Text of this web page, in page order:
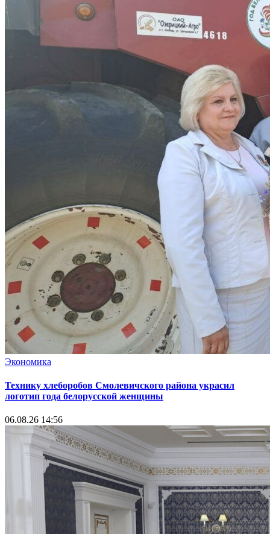
Экономика
Технику хлеборобов Смолевичского района украсил
логотип года белорусской женщины
06.08.26 14:56